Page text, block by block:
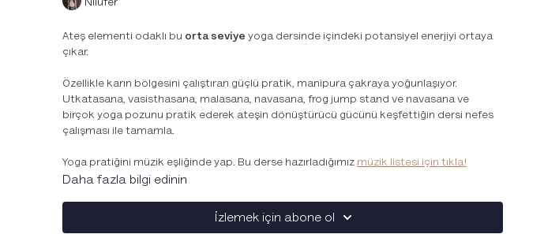
Ateş elementi odaklı bu orta seviye yoga dersinde içindeki potansiyel enerjiyi ortaya
çıkar.
Özellikle karın bölgesini çalıştıran güçlü pratik, manipura çakraya yoğunlaşıyor.
Utkatasana, vasisthasana, malasana, navasana, frog jump stand ve navasana ve
birçok yoga pozunu pratik ederek ateşin dönüştürücü gücünü keşfettiğin dersi nefes
çalışması ile tamamla.
Yoga pratiğini müzik eşliğinde yap. Bu derse hazırladığımız müzik listesi için tıkla!
Daha fazla bilgi edinin
İzlemek için abone ol